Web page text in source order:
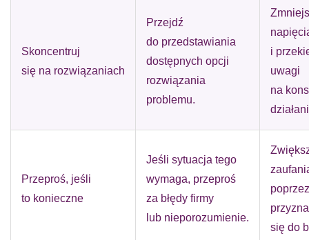
Skoncentruj
się na rozwiązaniach
Przejdź
do przedstawiania
dostępnych opcji
rozwiązania
problemu.
i
uwagi
na
Przeproś, jeśli
to konieczne
Jeśli sytuacja tego
wymaga, przeproś
za błędy firmy
lub nieporozumienie.
poprzez
się do